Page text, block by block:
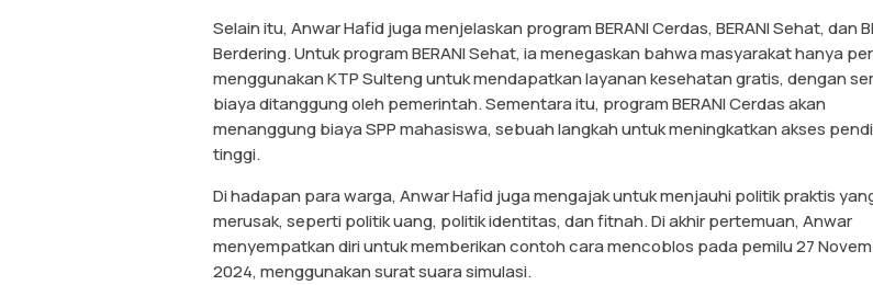
Selain itu, Anwar Hafid juga menjelaskan program BERANI Cerdas, BERANI Sehat, dan
Berdering. Untuk program BERANI Sehat, ia menegaskan bahwa masyarakat hanya
menggunakan KTP Sulteng untuk mendapatkan layanan kesehatan gratis, dengan
biaya ditanggung oleh pemerintah. Sementara itu, program BERANI Cerdas akan
menanggung biaya SPP mahasiswa, sebuah langkah untuk meningkatkan akses
tinggi.
Di hadapan para warga, Anwar Hafid juga mengajak untuk menjauhi politik praktis
merusak, seperti politik uang, politik identitas, dan fitnah. Di akhir pertemuan, Anwar
menyempatkan diri untuk memberikan contoh cara mencoblos pada pemilu 27
2024, menggunakan surat suara simulasi.